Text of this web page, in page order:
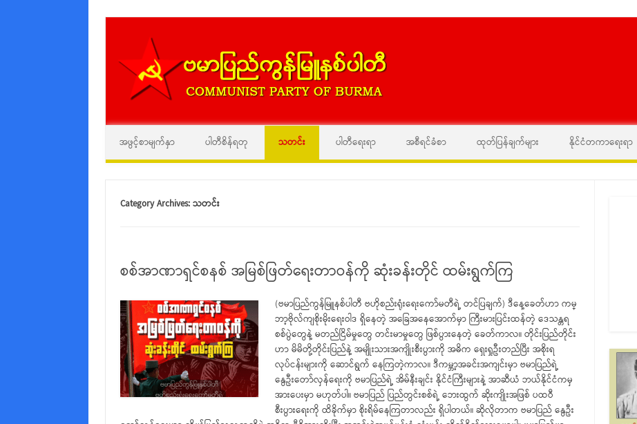
အဖွင့်စာမျက်နှာ ပါတီစိန်ရတု သတင်း ပါတီရေးရာ အစီရင်ခံစာ ထုတ်ပြန်ချက်များ နိုင်ငံတကာရေးရာ
Category Archives:သတင်း
စစ်အာဏာရှင်စနစ် အမြစ်ဖြတ်ရေးတာဝန်ကို ဆုံးခန်းတိုင် ထမ်းရွက်ကြ
(ဗမာပြည်ကွန်မြူနစ်ပါတီ ဗဟိုစည်းရုံးရေးကော်မတီရဲ့ တင်ပြချက်) ဒီနေ့ခေတ်ဟာ ကမ္
ဘာ့ဗိုလ်ကျစိုးမိုးရေးဝါဒ ရှိနေတဲ့ အခြေအနေအောက်မှာ ကြီးမားပြင်းထန်တဲ့ ဒေသန္တရ
စစ်ပွဲတွေနဲ့ မတည်ငြိမ်မှုတွေ တင်းမာမှုတွေ ဖြစ်ပွားနေတဲ့ ခေတ်ကာလ။ တိုင်းပြည်တိုင်း
ဟာ မိမိတို့တိုင်းပြည်နဲ့ အမျိုးသားအကျိုးစီးပွားကို အဓိက ရှေးရှုဦးတည်ပြီး အစိုးရ
လုပ်ငန်းများကို ဆောင်ရွက် နေကြတဲ့ကာလ။ ဒီကမ္ဘာ့အခင်းအကျင်းမှာ ဗမာပြည်ရဲ့
နွေဦးတော်လှန်ရေးကို ဗမာပြည်ရဲ့ အိမ်နီးချင်း နိုင်ငံကြီးများနဲ့ အာဆီယံ ဘယ်နိုင်ငံကမှ
အားပေးမှာ မဟုတ်ပါ။ ဗမာပြည် ပြည်တွင်းစစ်ရဲ့ ဘေးထွက် ဆိုးကျိုးအဖြစ် ပထဝီ
စီးပွားရေးကို ထိခိုက်မှာ စိုးရိမ်နေကြတာလည်း ရှိပါတယ်။ ဆိုလိုတာက ဗမာပြည် နွေဦး